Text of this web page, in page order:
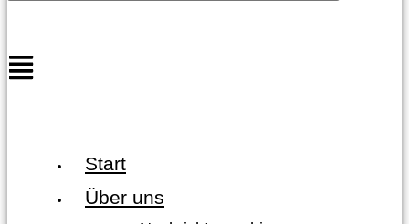
Start
Über uns